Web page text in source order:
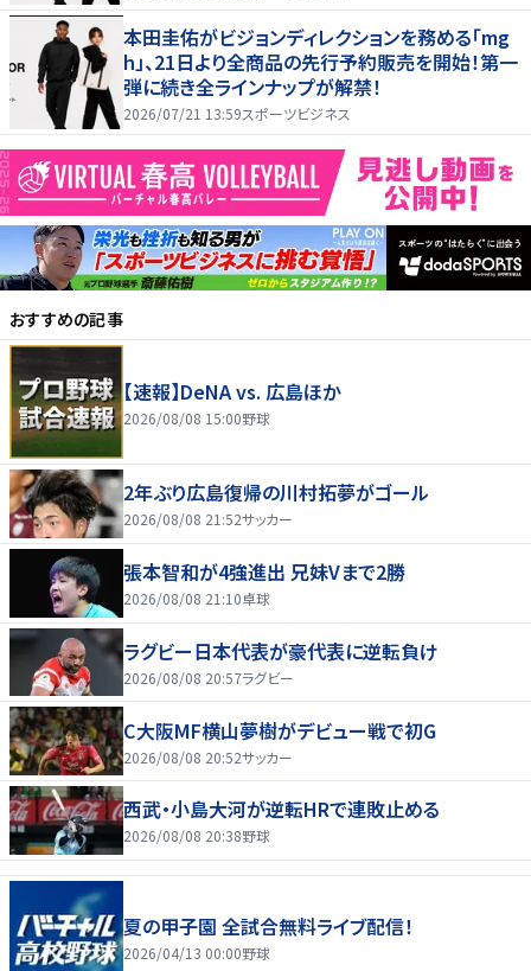
本田圭佑がビジョンディレクションを務める「mg
h」、21日より全商品の先行予約販売を開始！第一
弾に続き全ラインナップが解禁！
2026/07/21 13:59スポーツビジネス
おすすめの記事
【速報】DeNA vs. 広島ほか
2026/08/08 15:00野球
2年ぶり広島復帰の川村拓夢がゴール
2026/08/08 21:52サッカー
張本智和が4強進出 兄妹Vまで2勝
2026/08/08 21:10卓球
ラグビー日本代表が豪代表に逆転負け
2026/08/08 20:57ラグビー
C大阪MF横山夢樹がデビュー戦で初G
2026/08/08 20:52サッカー
西武・小島大河が逆転HRで連敗止める
2026/08/08 20:38野球
夏の甲子園 全試合無料ライブ配信！
2026/04/13 00:00野球